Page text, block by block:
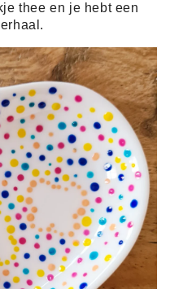
thee en je hebt een